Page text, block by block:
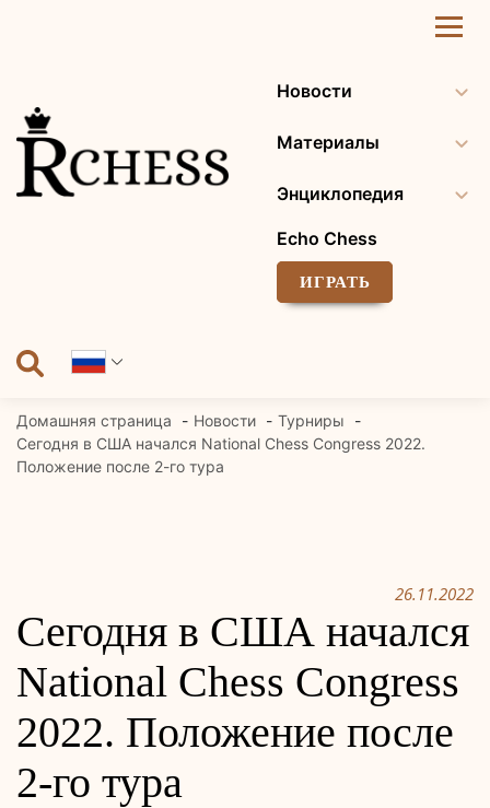
Новости
Материалы
Энциклопедия
Echo Chess
ИГРАТЬ
Домашняя страница Новости
Турниры
Сегодня в США начался National Chess Congress 2022.
Положение после 2-го тура
26.11.2022
Сегодня в США начался
National Chess Congress
2022. Положение после
2-го тура